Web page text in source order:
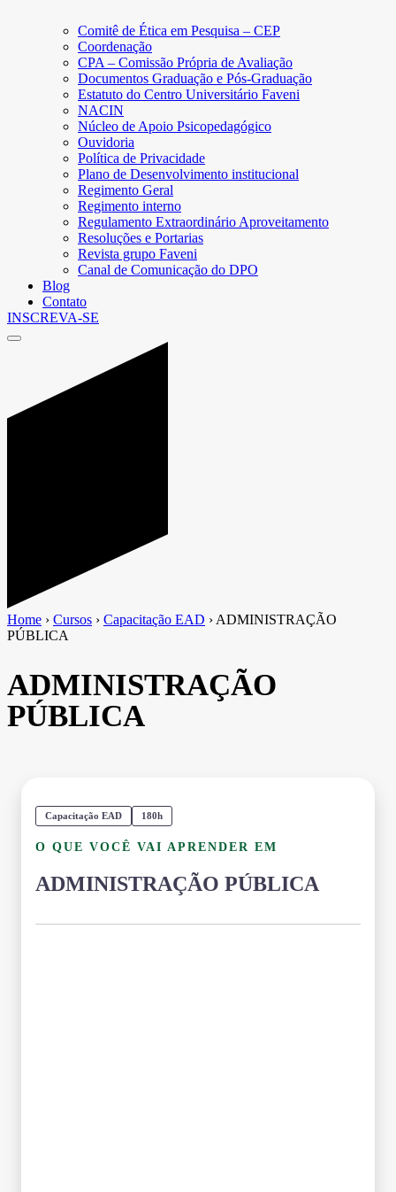
Comitê de Ética em Pesquisa – CEP
Coordenação
CPA – Comissão Própria de Avaliação
Documentos Graduação e Pós-Graduação
Estatuto do Centro Universitário Faveni
NACIN
Núcleo de Apoio Psicopedagógico
Ouvidoria
Política de Privacidade
Plano de Desenvolvimento institucional
Regimento Geral
Regimento interno
Regulamento Extraordinário Aproveitamento
Resoluções e Portarias
Revista grupo Faveni
Canal de Comunicação do DPO
Blog
Contato
INSCREVA-SE
Home › Cursos › Capacitação EAD › ADMINISTRAÇÃO
PÚBLICA
ADMINISTRAÇÃO
PÚBLICA
Capacitação EAD 180h
O QUE VOCÊ VAI APRENDER EM
ADMINISTRAÇÃO PÚBLICA